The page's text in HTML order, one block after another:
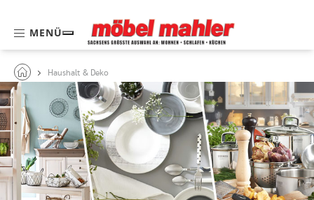
MENÜ
Haushalt & Deko